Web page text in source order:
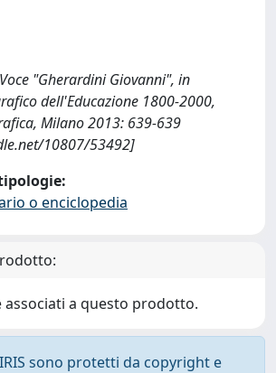
"Gherardini Giovanni", in
dell'Educazione 1800-2000,
Milano 2013: 639-639
10807/53492]
o enciclopedia
associati a questo prodotto.
sono protetti da copyright e